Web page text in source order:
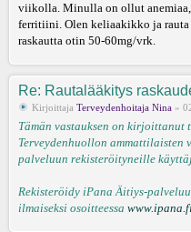
viikolla. Minulla on ollut
ferritiini. Olen keliaakikko ja
raskautta otin 50-60mg/vrk.
Re: Rautalääkitys
Kirjoittaja Terveydenhoitaja Nina »
Tämän vastauksen on
Terveydenhuollon ammattilaisten
palveluun rekisteröityneille
Rekisteröidy iPana Äitiys-
ilmaiseksi osoitteessa